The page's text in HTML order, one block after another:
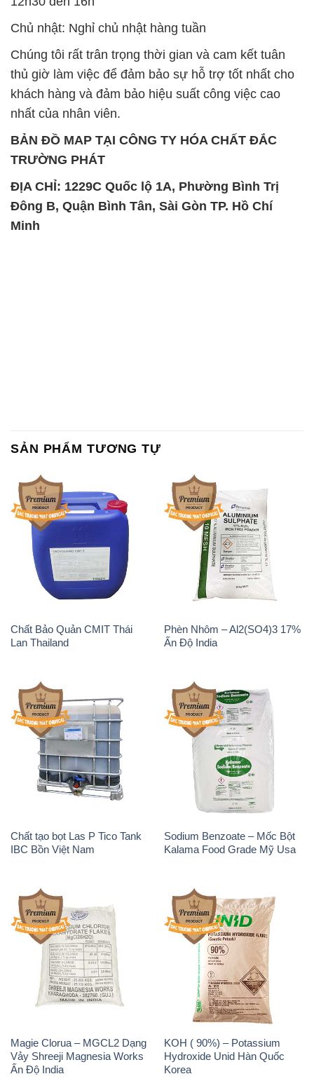
Chủ nhật: Nghỉ chủ nhật hàng tuần
Chúng tôi rất trân trọng thời gian và cam kết tuân
thủ giờ làm việc để đảm bảo sự hỗ trợ tốt nhất cho
khách hàng và đảm bảo hiệu suất công việc cao
nhất của nhân viên.
BẢN ĐỒ MAP TẠI CÔNG TY HÓA CHẤT ĐẮC
TRƯỜNG PHÁT
ĐỊA CHỈ: 1229C Quốc lộ 1A, Phường Bình Trị
Đông B, Quận Bình Tân, Sài Gòn TP. Hồ Chí
Minh
SẢN PHẨM TƯƠNG TỰ
Chất Bảo Quản CMIT Thái
Lan Thailand
Phèn Nhôm – Al2(SO4)3 17%
Ấn Độ India
Chất tạo bọt Las P Tico Tank
IBC Bồn Việt Nam
Sodium Benzoate – Mốc Bột
Kalama Food Grade Mỹ Usa
Magie Clorua – MGCL2 Dạng
Vảy Shreeji Magnesia Works
Ấn Độ India
KOH ( 90%) – Potassium
Hydroxide Unid Hàn Quốc
Korea